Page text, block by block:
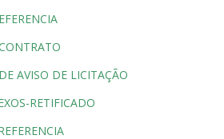
AVISO DE LICITAÇÃO
RETIFICADO